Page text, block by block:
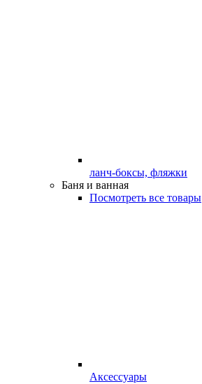
ланч-боксы, фляжки
Баня и ванная
Посмотреть все товары
Аксессуары